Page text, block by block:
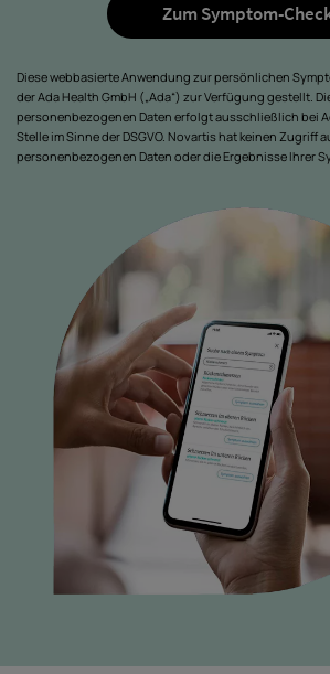
Zum Symptom-
Diese webbasierte Anwendung zur persönlichen
der Ada Health GmbH („Ada“) zur Verfügung gestellt.
personenbezogenen Daten erfolgt ausschließlich bei
Stelle im Sinne der DSGVO. Novartis hat keinen Zugriff
personenbezogenen Daten oder die Ergebnisse Ihrer